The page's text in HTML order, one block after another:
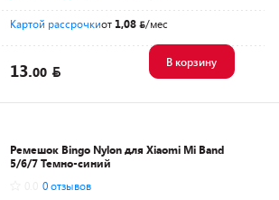
Картой рассрочкиот 1,08 /мес
13.00
В корзину
Ремешок Bingo Nylon для Xiaomi Mi Band
5/6/7 Темно-синий
0 отзывов